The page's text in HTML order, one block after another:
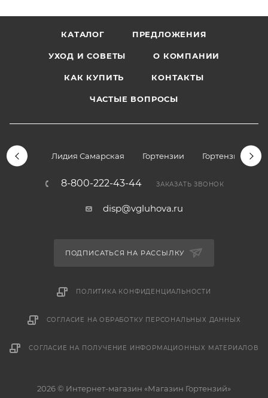
КАТАЛОГ ПРЕДЛОЖЕНИЯ
УХОД И СОВЕТЫ О КОМПАНИИ
КАК КУПИТЬ КОНТАКТЫ
ЧАСТЫЕ ВОПРОСЫ
Лидия Самарская Гортензии Гортензии
8-800-222-43-44 ЗАКАЗАТЬ ЗВОНОК
disp@vgluhova.ru
ПОДПИСАТЬСЯ НА РАССЫЛКУ
ПОЛИТИКА КОНФИДЕНЦИАЛЬНОСТИ
СОГЛАСИЕ НА ОБРАБОТКУ ПЕРСОНАЛЬНЫХ ДАННЫХ
СОГЛАСИЕ НА ПОЛУЧЕНИЕ ИНФОРМАЦИОННЫХ МАТЕРИАЛОВ
2026 © Интернет-магазин «Магазин Гортензий»